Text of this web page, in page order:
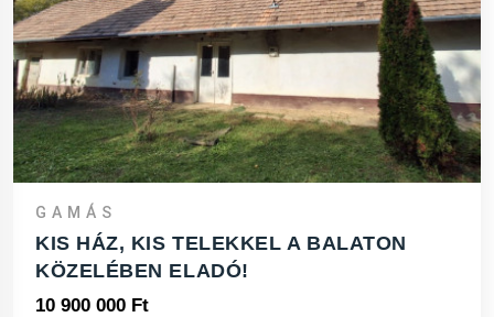
GAMÁS
KIS HÁZ, KIS TELEKKEL A BALATON
KÖZELÉBEN ELADÓ!
10 900 000 Ft